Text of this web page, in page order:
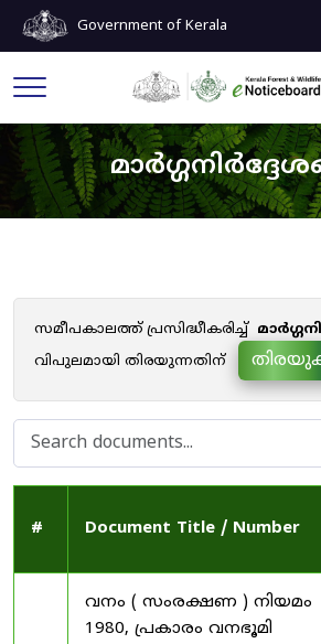
Government of Kerala
സമീപകാലത്ത് പ്രസിദ്ധീകരിച്ച്
വിപുലമായി തിരയുന്നതിന്
# Document Title / Number
വനം ( സംരക്ഷണ ) നിയമം
1980, പ്രകാരം വനഭൂമി